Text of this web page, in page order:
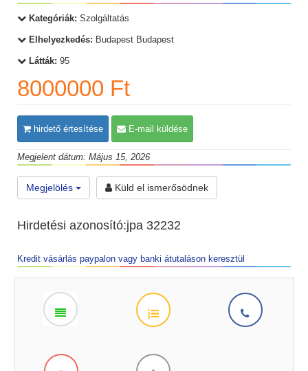
Kategóriák: Szolgáltatás
Elhelyezkedés: Budapest Budapest
Látták: 95
8000000 Ft
hirdető értesítése E-mail küldése
Megjelent dátum: Május 15, 2026
Megjelölés Küld el ismerősödnek
Hirdetési azonosító:jpa 32232
Kredit vásárlás paypalon vagy banki átutaláson keresztül